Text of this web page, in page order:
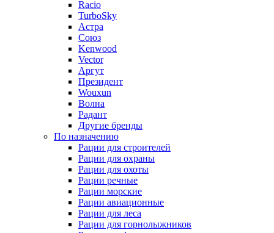
Racio
TurboSky
Астра
Союз
Kenwood
Vector
Аргут
Президент
Wouxun
Волна
Радант
Другие бренды
По назначению
Рации для строителей
Рации для охраны
Рации для охоты
Рации речные
Рации морские
Рации авиационные
Рации для леса
Рации для горнолыжников